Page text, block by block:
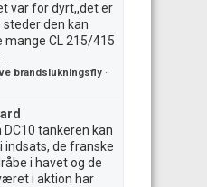
var for dyrt,,det er
steder den kan
mange CL 215/415
brandslukningsfly ·
DC10 tankeren kan
indsats, de franske
i havet og de
i aktion har